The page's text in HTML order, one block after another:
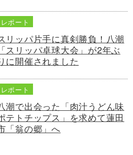
ポート
リッパ片手に真剣勝負！八潮
「スリッパ卓球大会」が2年ぶ
に開催されました
ポート
潮で出会った「肉汁うどん味
テトチップス」を求めて蓮田
「翁の郷」へ